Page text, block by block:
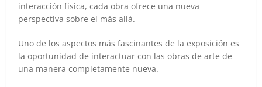
interacción física, cada obra ofrece una nueva
perspectiva sobre el más allá.
Uno de los aspectos más fascinantes de la exposición es
la oportunidad de interactuar con las obras de arte de
una manera completamente nueva.